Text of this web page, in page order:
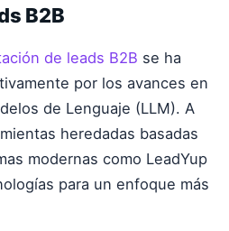
B2B
de leads B2B se ha
por los avances en
de Lenguaje (LLM). A
heredadas basadas
modernas como LeadYup
para un enfoque más